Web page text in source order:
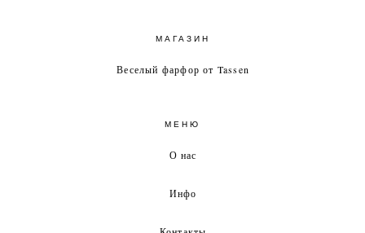
МАГАЗИН
Веселый фарфор от Tassen
МЕНЮ
О нас
Инфо